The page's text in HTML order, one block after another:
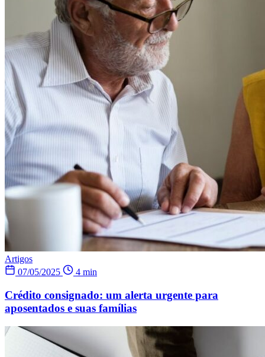
Artigos
07/05/2025
4 min
Crédito consignado: um alerta urgente para
aposentados e suas famílias